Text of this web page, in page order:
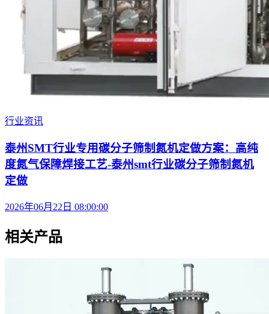
行业资讯
泰州SMT行业专用碳分子筛制氮机定做方案：高纯
度氮气保障焊接工艺-泰州smt行业碳分子筛制氮机
定做
2026年06月22日 08:00:00
相关产品